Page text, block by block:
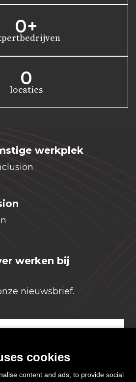
0+
locaties
0
werkplek
werken bij
nieuwsbrief.
cookies
content and ads, to provide social